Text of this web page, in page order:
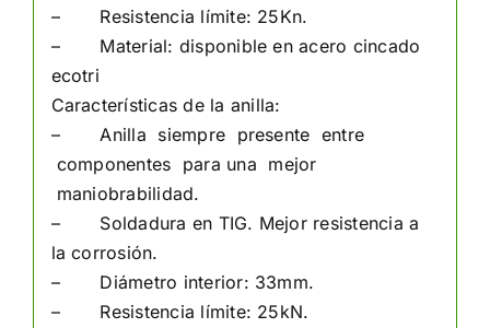
– Resistencia límite: 25Kn.
– Material: disponible en acero cincado
ecotri
Características de la anilla:
– Anilla siempre presente entre
componentes para una mejor
maniobrabilidad.
– Soldadura en TIG. Mejor resistencia a
la corrosión.
– Diámetro interior: 33mm.
– Resistencia límite: 25kN.